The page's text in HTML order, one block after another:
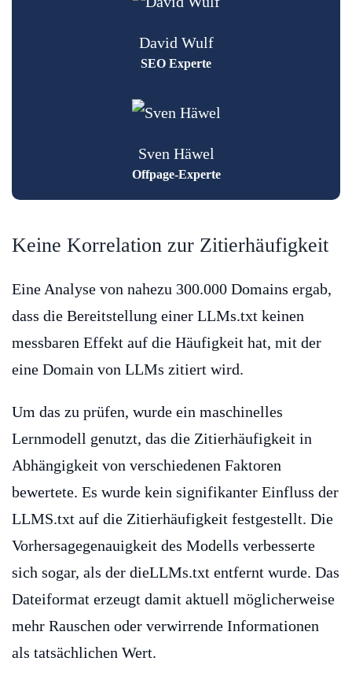
David Wulf
SEO Experte
Sven Häwel
Offpage-Experte
Keine Korrelation zur Zitierhäufigkeit
Eine Analyse von nahezu 300.000 Domains ergab,
dass die Bereitstellung einer LLMs.txt keinen
messbaren Effekt auf die Häufigkeit hat, mit der
eine Domain von LLMs zitiert wird.
Um das zu prüfen, wurde ein maschinelles
Lernmodell genutzt, das die Zitierhäufigkeit in
Abhängigkeit von verschiedenen Faktoren
bewertete. Es wurde kein signifikanter Einfluss der
LLMS.txt auf die Zitierhäufigkeit festgestellt. Die
Vorhersagegenauigkeit des Modells verbesserte
sich sogar, als der dieLLMs.txt entfernt wurde. Das
Dateiformat erzeugt damit aktuell möglicherweise
mehr Rauschen oder verwirrende Informationen
als tatsächlichen Wert.